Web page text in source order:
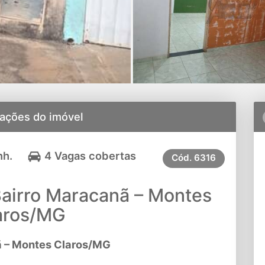
do imóvel
4 Vagas cobertas Cód. 6316
Maracanã – Montes
MG
Montes Claros/MG